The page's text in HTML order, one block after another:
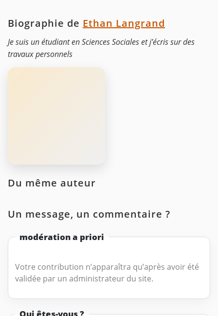
Biographie de Ethan Langrand
Je suis un étudiant en Sciences Sociales et j’écris sur des
travaux personnels
Du même auteur
Un message, un commentaire ?
modération a priori
Votre contribution n’apparaîtra qu’après avoir été
validée par un administrateur du site.